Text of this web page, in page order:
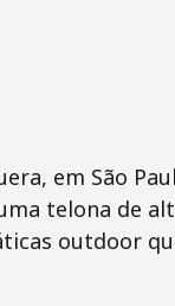
em São
telona de
outdoor